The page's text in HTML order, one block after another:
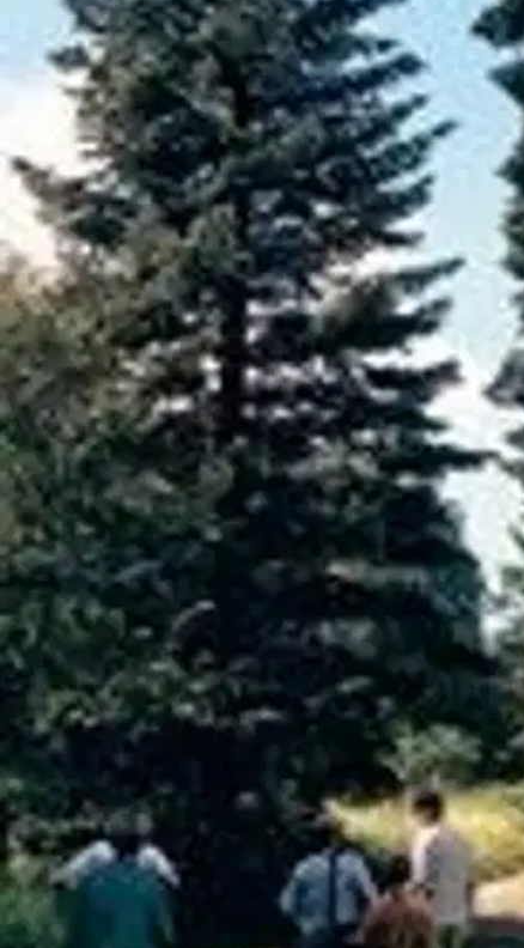
Dendrologian Seuran kustantama teos suomalaisista
ensimmäinen kattava yhteenveto maamme mielenkiintoisimmista
dendrologiasta innostuneiden ihmisten runsaslajisia yksityisiä
Ominaisuudet
Oletko tyytyväinen tuotetietoihin?
Ovatko tuotetiedot riittävät? Jos tuotetiedoissa on puutteita tai niitä
Anna palautetta,Avautuu uuteen välilehteen
Ilmainen palautus 30 päivää.*
Nouto myymälästä ilman toimituskuluja.
Asiakasomistajalle Bonusta jopa 5 %.*
Verkkokauppa
Ohjeet
Ensitilaajan pikaopas
Myymälänouto
Palautukset
Reklamaatio
Takuu ja huolto
Toimitustavat
Maksutavat
Asennuspalvelut
Tilaus- ja toimitusehdot
Käyttöehdot
Tietosuojakäytäntö
Saavutettavuus
Vastuullisuus
Sivukartta